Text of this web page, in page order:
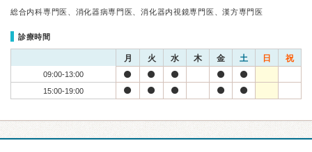
総合内科専門医、消化器病専門医、消化器内視鏡専門医、漢方専門医
診療時間
月 火 水 木 金 土 日 祝
09:00-13:00
15:00-19:00